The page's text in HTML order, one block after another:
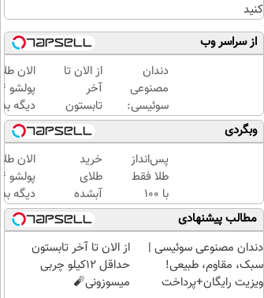
کنید
از سراسر وب
دندان
مصنوعی
سوئیسی:
جدیدترین
فناوری
اروپا،
سبک و
مقاوم |
پرداخت
قسطی
از الان تا
آخر
تابستون
حداقل
12کیلو
چربی
میسوزونی
🧨
الان
دیگه
طلا با
بی‌بهره
وبگردی
پس‌انداز
طلا فقط
با ۱۰۰
هزارتومان
(امن و
راحت)
خرید
طلای
آبشده
حتی با
۱۰۰هزارتومان
الان
دیگه
طلا با
بی‌بهره
مطالب پیشنهادی
دندان مصنوعی سوئیسی |
سبک، مقاوم، طبیعی!
ویزیت رایگان+پرداخت
از الان تا آخر تابستون
حداقل 12کیلو چربی
میسوزونی🧨